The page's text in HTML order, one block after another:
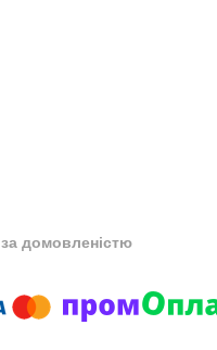
за домовленістю